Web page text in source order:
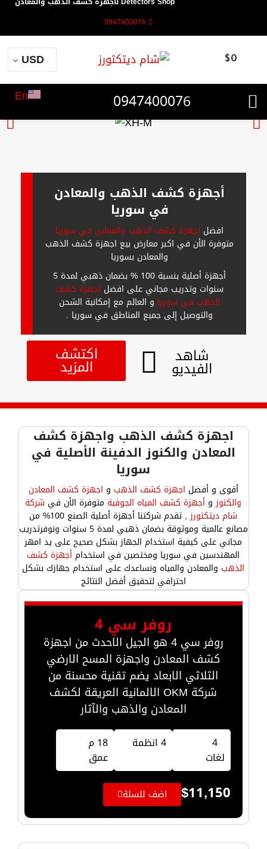
0947400076
$0
USD
0947400076
En
أجهزة كشف الذهب والمعادن
في سوريا
افضل اجهزة كشف الذهب والمعادن في سوريا
متوفرة الأن في اكبر معارض بيع اجهزة كشف الذهب
والمعادن بسوريا
أجهزة أصلية بنسبة 100 % بضمان ذهبي لمدة 5
سنوات وتدريب مجاني على افضل اجهزة كشف
الذهب في سوريا و العالم مع إمكانية الشحن
والتوصيل إلى جميع المناطق في سوريا .
اكتشف
المزيد شاهد
الفيديو
اجهزة كشف الذهب واجهزة كشف
المعادن والكنوز الدفينة الأصلية في
سوريا
أقوى و أفضل اجهزة كشف الذهب و اجهزة كشف المعادن
والكنوزو أجهزة كشف المياه الجوفية متوفرة الأن في شركة
شام ديتكتورز
, تقدم شركتنا أجهزة أصلية الصنع 100% من
مصانع عالمية وموثوقة بضمان ذهبي لمدة 5 سنوات ونوفرتدريب
مجاني على كيفية استخدام الجهاز بشكل صحيح على يد امهر
المهندسين في سوريا ومختصين في استخدامأجهزة كشف
الذهب والمعادن والمياه ونساعدك على استخدام جهازك بشكل
احترافي لتحقيق أفضل النتائج
روفر سي 4
روفر سي 4 هو الجيل الاحدث من اجهزة
كشف المعادن واجهزة المسح الارضي
الثلاثي الابعاد يضم تقنية محسنة من
شركة OKM الالمانية العريقة لكشف
المعادن والذهب والآثار
4
لغات
4 انظمة
18 م
عمق
$11,150 اضف للسلة